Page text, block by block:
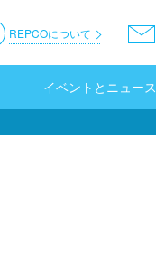
REPCOについて
イベントとニュース